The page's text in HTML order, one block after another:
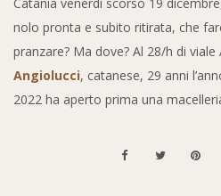
nolo pronta e subito ritirata, che
pranzare? Ma dove? Al 28/h di viale
Angiolucci, catanese, 29 anni
2022 ha aperto prima una